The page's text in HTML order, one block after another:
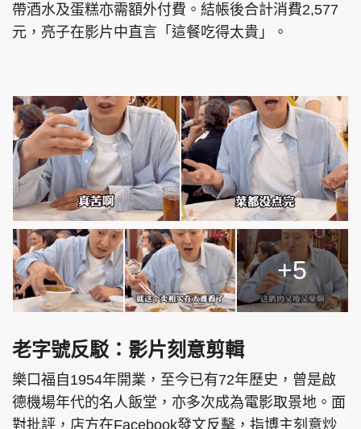
©Eastweek.com.hk. All rights reserved.
帶酒水及蛋糕亦需額外付費。結帳後合計消費2,577
元，亮子在影片中直言「這餐吃得太貴」。
+5
老字號反駁：影片刻意剪輯
樂口福自1954年開業，至今已有72年歷史，曾是啟
德機場年代的名人飯堂，亦多次成為電影取景地。面
對批評，店方在Facebook發文反擊，指博主刻意炒